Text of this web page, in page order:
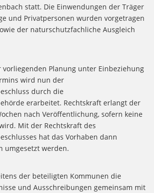
statt. Die Einwendungen der Träger
und Privatpersonen wurden vorgetragen
der naturschutzfachliche Ausgleich
vorliegenden Planung unter Einbeziehung
wird nun der
durch die
erarbeitet. Rechtskraft erlangt der
nach Veröffentlichung, sofern keine
Mit der Rechtskraft des
hat das Vorhaben dann
umgesetzt werden.
der beteiligten Kommunen die
und Ausschreibungen gemeinsam mit